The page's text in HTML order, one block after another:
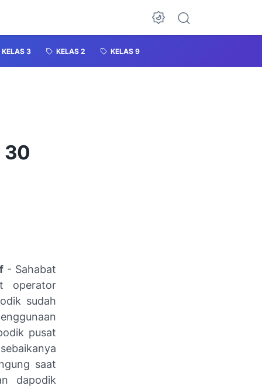
KELAS 3 KELAS 2 KELAS 9
30
- Sahabat
operator
sudah
pusat
saat
dapodik